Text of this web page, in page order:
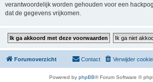
verantwoordelijk worden gehouden voor een
dat de gegevens vrijkomen.
Forumoverzicht Verwijder
Contact
Powered by phpBB® Forum Software ©